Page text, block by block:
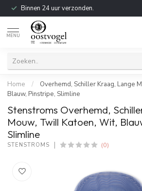
Binnen 24 uur verzonden.
MENU
Home /
Overhemd, Schiller Kraag, Lange
Blauw, Pinstripe, Slimline
Stenstroms Overhemd,
Mouw, Twill Katoen, Wit,
Slimline
STENSTROMS (0)